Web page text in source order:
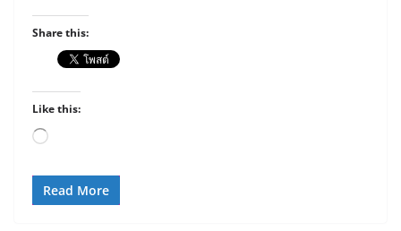
Share this:
Like this:
Loading…
Read More